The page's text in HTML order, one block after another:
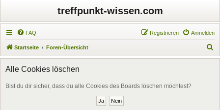
treffpunkt-wissen.com
FAQ Anmelden
Registrieren
Startseite Foren-Übersicht
u
Alle Cookies löschen
Bist du dir sicher, dass du alle Cookies des Boards löschen möchtest?